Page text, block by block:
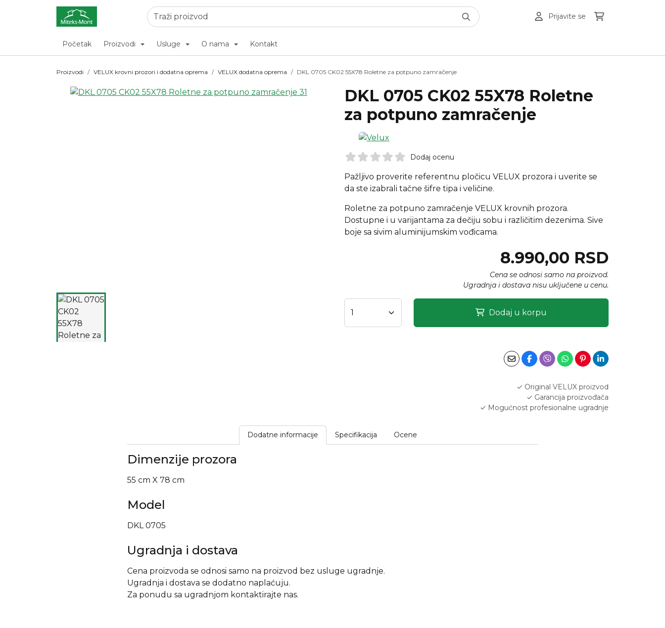
Prijavite se
Početak Proizvodi Usluge O nama Kontakt
Proizvodi VELUX krovni prozori i dodatna oprema VELUX dodatna oprema DKL 0705 CK02 55X78 Roletne za potpuno zamračenje
DKL 0705 CK02 55X78 Roletne
za potpuno zamračenje
Dodaj ocenu
Pažljivo proverite referentnu pločicu VELUX prozora i uverite se
da ste izabrali tačne šifre tipa i veličine.
Roletne za potpuno zamračenje VELUX krovnih prozora.
Dostupne i u varijantama za dečiju sobu i različitim dezenima. Sive
boje sa sivim aluminijumskim vođicama.
8.990,00 RSD
Cena se odnosi samo na proizvod.
Ugradnja i dostava nisu uključene u cenu.
Dodaj u korpu
✓ Original VELUX proizvod
✓ Garancija proizvođača
✓ Mogućnost profesionalne ugradnje
Dodatne informacije Specifikacija Ocene
Dimenzije prozora
55 cm X 78 cm
Model
DKL 0705
Ugradnja i dostava
Cena proizvoda se odnosi samo na proizvod bez usluge ugradnje.
Ugradnja i dostava se dodatno naplaćuju.
Za ponudu sa ugradnjom kontaktirajte nas.